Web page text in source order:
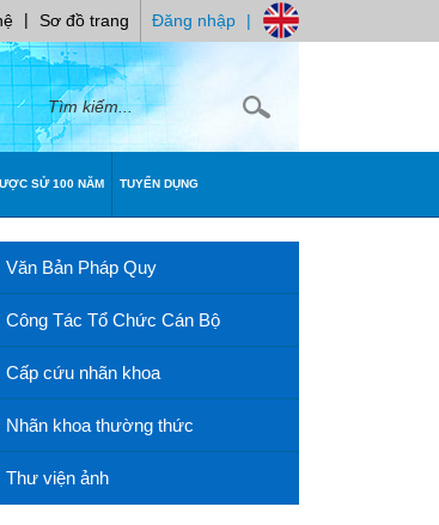
| Sơ đồ trang Đăng nhập |
SỬ 100 NĂM TUYỂN DỤNG
Văn Bản Pháp Quy
Công Tác Tổ Chức Cán Bộ
Cấp cứu nhãn khoa
Nhãn khoa thường thức
Thư viện ảnh